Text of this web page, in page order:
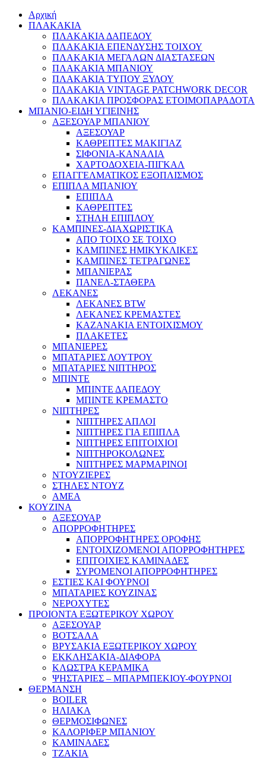
Αρχική
ΠΛΑΚΑΚΙΑ
ΠΛΑΚΑΚΙΑ ΔΑΠΕΔΟΥ
ΠΛΑΚΑΚΙΑ ΕΠΕΝΔΥΣΗΣ ΤΟΙΧΟΥ
ΠΛΑΚΑΚΙΑ ΜΕΓΑΛΩΝ ΔΙΑΣΤΑΣΕΩΝ
ΠΛΑΚΑΚΙΑ ΜΠΑΝΙΟΥ
ΠΛΑΚΑΚΙΑ ΤΥΠΟΥ ΞΥΛΟΥ
ΠΛΑΚΑΚΙΑ VINTAGE PATCHWORK DECOR
ΠΛΑΚΑΚΙΑ ΠΡΟΣΦΟΡΑΣ ΕΤΟΙΜΟΠΑΡΑΔΟΤΑ
ΜΠΑΝΙΟ-ΕΙΔΗ ΥΓΙΕΙΝΗΣ
ΑΞΕΣΟΥΑΡ ΜΠΑΝΙΟΥ
ΑΞΕΣΟΥΑΡ
ΚΑΘΡΕΠΤΕΣ ΜΑΚΙΓΙΑΖ
ΣΙΦΟΝΙΑ-ΚΑΝΑΛΙΑ
ΧΑΡΤΟΔΟΧΕΙΑ-ΠΙΓΚΑΛ
ΕΠΑΓΓΕΛΜΑΤΙΚΟΣ ΕΞΟΠΛΙΣΜΟΣ
ΕΠΙΠΛΑ ΜΠΑΝΙΟΥ
ΕΠΙΠΛΑ
ΚΑΘΡΕΠΤΕΣ
ΣΤΗΛΗ ΕΠΙΠΛΟΥ
ΚΑΜΠΙΝΕΣ-ΔΙΑΧΩΡΙΣΤΙΚΑ
ΑΠΟ ΤΟΙΧΟ ΣΕ ΤΟΙΧΟ
ΚΑΜΠΙΝΕΣ ΗΜΙΚΥΚΛΙΚΕΣ
ΚΑΜΠΙΝΕΣ ΤΕΤΡΑΓΩΝΕΣ
ΜΠΑΝΙΕΡΑΣ
ΠΑΝΕΛ-ΣΤΑΘΕΡΑ
ΛΕΚΑΝΕΣ
ΛΕΚΑΝΕΣ BTW
ΛΕΚΑΝΕΣ ΚΡΕΜΑΣΤΕΣ
ΚΑΖΑΝΑΚΙΑ ΕΝΤΟΙΧΙΣΜΟΥ
ΠΛΑΚΕΤΕΣ
ΜΠΑΝΙΕΡΕΣ
ΜΠΑΤΑΡΙΕΣ ΛΟΥΤΡΟΥ
ΜΠΑΤΑΡΙΕΣ ΝΙΠΤΗΡΟΣ
ΜΠΙΝΤΕ
ΜΠΙΝΤΕ ΔΑΠΕΔΟΥ
ΜΠΙΝΤΕ ΚΡΕΜΑΣΤΟ
ΝΙΠΤΗΡΕΣ
ΝΙΠΤΗΡΕΣ ΑΠΛΟΙ
ΝΙΠΤΗΡΕΣ ΓΙΑ ΕΠΙΠΛΑ
ΝΙΠΤΗΡΕΣ ΕΠΙΤΟΙΧΙΟΙ
ΝΙΠΤΗΡΟΚΟΛΩΝΕΣ
ΝΙΠΤΗΡΕΣ ΜΑΡΜΑΡΙΝΟΙ
ΝΤΟΥΖΙΕΡΕΣ
ΣΤΗΛΕΣ ΝΤΟΥΖ
ΑΜΕΑ
ΚΟΥΖΙΝΑ
ΑΞΕΣΟΥΑΡ
ΑΠΟΡΡΟΦΗΤΗΡΕΣ
ΑΠΟΡΡΟΦΗΤΗΡΕΣ ΟΡΟΦΗΣ
ΕΝΤΟΙΧΙΖΟΜΕΝΟΙ ΑΠΟΡΡΟΦΗΤΗΡΕΣ
ΕΠΙΤΟΙΧΙΕΣ ΚΑΜΙΝΑΔΕΣ
ΣΥΡΟΜΕΝΟΙ ΑΠΟΡΡΟΦΗΤΗΡΕΣ
ΕΣΤΙΕΣ ΚΑΙ ΦΟΥΡΝΟΙ
ΜΠΑΤΑΡΙΕΣ ΚΟΥΖΙΝΑΣ
ΝΕΡΟΧΥΤΕΣ
ΠΡΟΙΟΝΤΑ ΕΞΩΤΕΡΙΚΟΥ ΧΩΡΟΥ
ΑΞΕΣΟΥΑΡ
ΒΟΤΣΑΛΑ
ΒΡΥΣΑΚΙΑ ΕΞΩΤΕΡΙΚΟΥ ΧΩΡΟΥ
ΕΚΚΛΗΣΑΚΙΑ-ΔΙΑΦΟΡΑ
ΚΛΩΣΤΡΑ ΚΕΡΑΜΙΚΑ
ΨΗΣΤΑΡΙΕΣ – ΜΠΑΡΜΠΕΚΙΟΥ-ΦΟΥΡΝΟΙ
ΘΕΡΜΑΝΣΗ
BOILER
ΗΛΙΑΚΑ
ΘΕΡΜΟΣΙΦΩΝΕΣ
ΚΑΛΟΡΙΦΕΡ ΜΠΑΝΙΟΥ
ΚΑΜΙΝΑΔΕΣ
ΤΖΑΚΙΑ